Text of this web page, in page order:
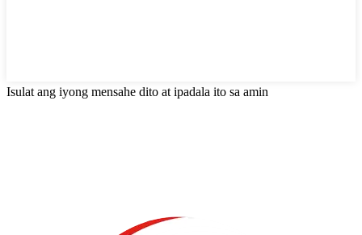
Isulat ang iyong mensahe dito at ipadala ito sa amin